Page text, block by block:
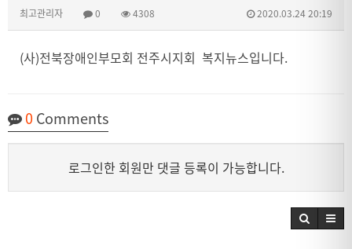
최고관리자 0 4308 2020.03.24 20:19
(사)전북장애인부모회 전주시지회 복지뉴스입니다.
0 Comments
로그인한 회원만 댓글 등록이 가능합니다.